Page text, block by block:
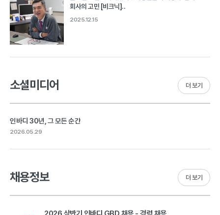
회사의 고민 [비크닉]..
2025.12.15
소셜미디어
인바디 30년, 그 모든 순간
2026.05.29
더 보기
채용정보 더 보기